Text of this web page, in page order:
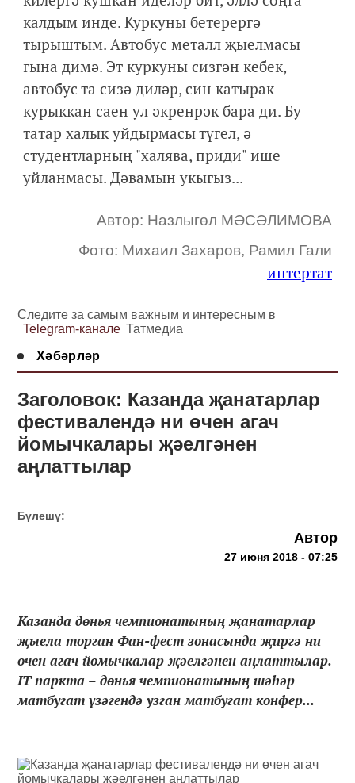
калдым инде. Куркуны бетерергә
тырыштым. Автобус металл җыелмасы
гына димә. Эт куркуны сизгән кебек,
автобус та сизә диләр, син катырак
курыккан саен ул әкренрәк бара ди. Бу
татар халык уйдырмасы түгел, ә
студентларның "халява, приди" ише
уйланмасы. Дәвамын укыгыз...
Автор: Назлыгөл МӘСӘЛИМОВА
Фото: Михаил Захаров, Рамил Гали
интертат
Следите за самым важным и интересным в
Telegram-канале Татмедиа
Хәбәрләр
Заголовок: Казанда җанатарлар
фестивалендә ни өчен агач
йомычкалары җәелгәнен
аңлаттылар
Бүлешү:
Автор
27 июня 2018 - 07:25
Казанда дөнья чемпионатының җанатарлар
җыела торган Фан-фест зонасында җиргә ни
өчен агач йомычкалар җәелгәнен аңлаттылар.
IT паркта – дөнья чемпионатының шәһәр
матбугат үзәгендә узган матбугат конфер...